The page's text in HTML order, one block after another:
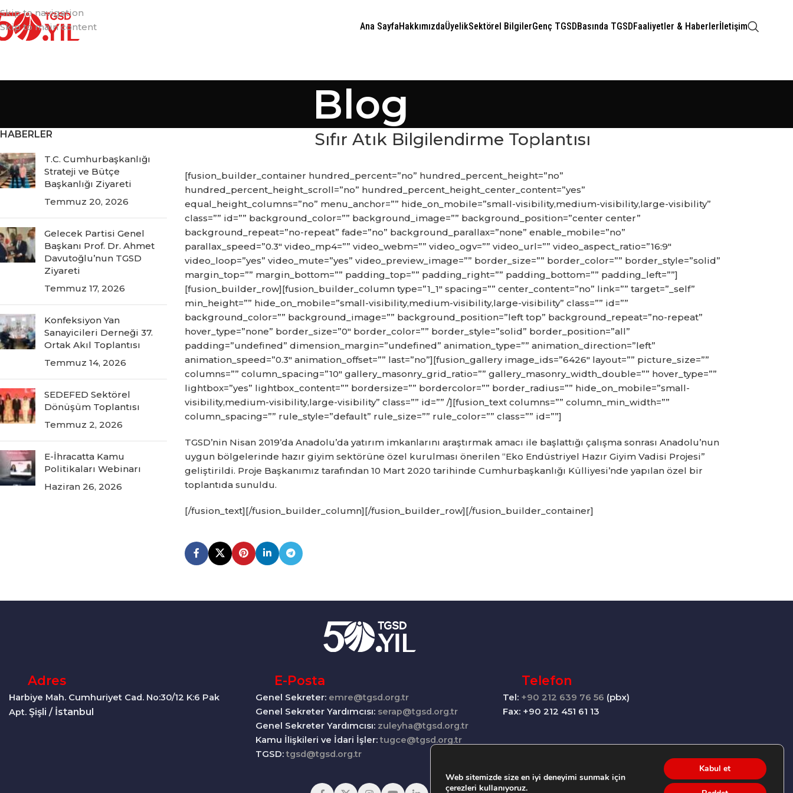
Skip to navigation
Skip to main content
Ana SayfaHakkımızdaÜyelikSektörel BilgilerGenç TGSDBasında TGSDFaaliyetler & Haberlerİletişim
Blog
HABERLER
T.C. Cumhurbaşkanlığı
Strateji ve Bütçe
Başkanlığı Ziyareti
Temmuz 20, 2026
Gelecek Partisi Genel
Başkanı Prof. Dr. Ahmet
Davutoğlu’nun TGSD
Ziyareti
Temmuz 17, 2026
Konfeksiyon Yan
Sanayicileri Derneği 37.
Ortak Akıl Toplantısı
Temmuz 14, 2026
SEDEFED Sektörel
Dönüşüm Toplantısı
Temmuz 2, 2026
E-İhracatta Kamu
Politikaları Webinarı
Haziran 26, 2026
Sıfır Atık Bilgilendirme Toplantısı
[fusion_builder_container hundred_percent=”no” hundred_percent_height=”no”
hundred_percent_height_scroll=”no” hundred_percent_height_center_content=”yes”
equal_height_columns=”no” menu_anchor=”” hide_on_mobile=”small-visibility,medium-visibility,large-visibility”
class=”” id=”” background_color=”” background_image=”” background_position=”center center”
background_repeat=”no-repeat” fade=”no” background_parallax=”none” enable_mobile=”no”
parallax_speed=”0.3″ video_mp4=”” video_webm=”” video_ogv=”” video_url=”” video_aspect_ratio=”16:9″
video_loop=”yes” video_mute=”yes” video_preview_image=”” border_size=”” border_color=”” border_style=”solid”
margin_top=”” margin_bottom=”” padding_top=”” padding_right=”” padding_bottom=”” padding_left=””]
[fusion_builder_row][fusion_builder_column type=”1_1″ spacing=”” center_content=”no” link=”” target=”_self”
min_height=”” hide_on_mobile=”small-visibility,medium-visibility,large-visibility” class=”” id=””
background_color=”” background_image=”” background_position=”left top” background_repeat=”no-repeat”
hover_type=”none” border_size=”0″ border_color=”” border_style=”solid” border_position=”all”
padding=”undefined” dimension_margin=”undefined” animation_type=”” animation_direction=”left”
animation_speed=”0.3″ animation_offset=”” last=”no”][fusion_gallery image_ids=”6426″ layout=”” picture_size=””
columns=”” column_spacing=”10″ gallery_masonry_grid_ratio=”” gallery_masonry_width_double=”” hover_type=””
lightbox=”yes” lightbox_content=”” bordersize=”” bordercolor=”” border_radius=”” hide_on_mobile=”small-
visibility,medium-visibility,large-visibility” class=”” id=”” /][fusion_text columns=”” column_min_width=””
column_spacing=”” rule_style=”default” rule_size=”” rule_color=”” class=”” id=””]
TGSD’nin Nisan 2019’da Anadolu’da yatırım imkanlarını araştırmak amacı ile başlattığı çalışma sonrası Anadolu’nun
uygun bölgelerinde hazır giyim sektörüne özel kurulması önerilen “Eko Endüstriyel Hazır Giyim Vadisi Projesi”
geliştirildi. Proje Başkanımız tarafından 10 Mart 2020 tarihinde Cumhurbaşkanlığı Külliyesi’nde yapılan özel bir
toplantıda sunuldu.
[/fusion_text][/fusion_builder_column][/fusion_builder_row][/fusion_builder_container]
Adres
Harbiye Mah. Cumhuriyet Cad. No:30/12 K:6 Pak
Apt. Şişli / İstanbul
E-Posta
Genel Sekreter: emre@tgsd.org.tr
Genel Sekreter Yardımcısı: serap@tgsd.org.tr
Genel Sekreter Yardımcısı: zuleyha@tgsd.org.tr
Kamu İlişkileri ve İdari İşler:tugce@tgsd.org.tr
TGSD:tgsd@tgsd.org.tr
Telefon
Tel: +90 212 639 76 56 (pbx)
Fax: +90 212 451 61 13
Web sitemizde size en iyi deneyimi sunmak için
çerezleri kullanıyoruz.
Kabul et